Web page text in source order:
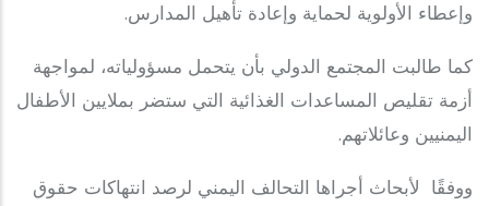
وإعطاء الأولوية لحماية وإعادة تأهيل المدارس.
كما طالبت المجتمع الدولي بأن يتحمل مسؤولياته، لمواجهة
أزمة تقليص المساعدات الغذائية التي ستضر بملايين الأطفال
اليمنيين وعائلاتهم.
ووفقًا لأبحاث أجراها التحالف اليمني لرصد انتهاكات حقوق